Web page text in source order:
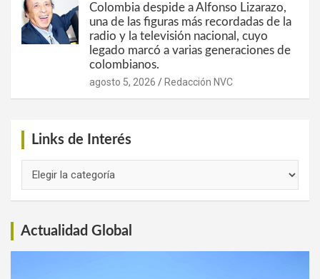
Colombia despide a Alfonso Lizarazo,
una de las figuras más recordadas de la
radio y la televisión nacional, cuyo
legado marcó a varias generaciones de
colombianos.
agosto 5, 2026 Redacción NVC
Links de Interés
Actualidad Global